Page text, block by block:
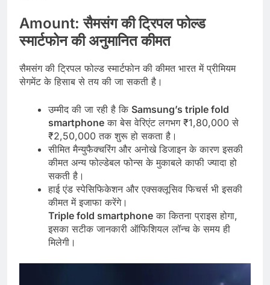
Amount:सैमसंग की ट्रिपल फोल्ड
स्मार्टफोन की अनुमानित कीमत
सैमसंग की ट्रिपल फोल्ड स्मार्टफोन की कीमत भारत में प्रीमियम
सेगमेंट के हिसाब से तय की जा सकती है।
उम्मीद की जा रही है कि Samsung’s triple fold
smartphone का बेस वेरिएंट लगभग ₹1,80,000 से
₹2,50,000 तक शुरू हो सकता है।
सीमित मैन्युफैक्चरिंग और अनोखे डिजाइन के कारण इसकी
कीमत अन्य फोल्डेबल फोन्स के मुकाबले काफी ज्यादा हो
सकती है।
हाई एंड स्पेसिफिकेशन और एक्सक्लूसिव फिचर्स भी इसकी
कीमत में इजाफा करेंगे।
Triple fold smartphone का कितना प्राइस होगा,
इसका सटीक जानकारी ऑफिशियल लॉन्च के समय ही
मिलेगी।